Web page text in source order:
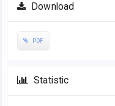
Download
PDF
Statistic